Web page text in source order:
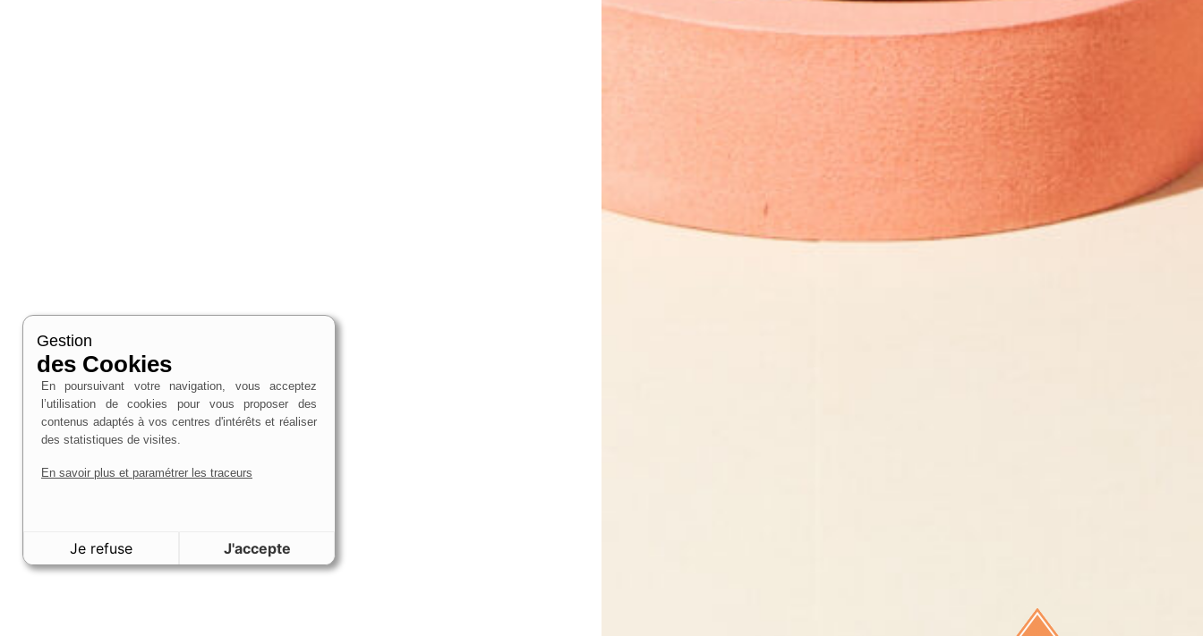
Gestion
des Cookies
En poursuivant votre navigation, vous acceptez
l’utilisation de cookies pour vous proposer des
contenus adaptés à vos centres d'intérêts et réaliser
des statistiques de visites.
En savoir plus et paramétrer les traceurs
Je refuse J'accepte